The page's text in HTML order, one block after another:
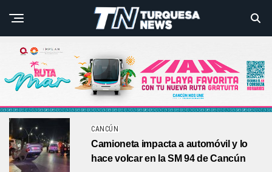
CANCÚN
Camioneta impacta a automóvil y lo
hace volcar en la SM 94 de Cancún